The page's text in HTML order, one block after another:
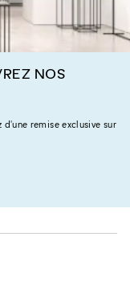
NOS
remise exclusive sur